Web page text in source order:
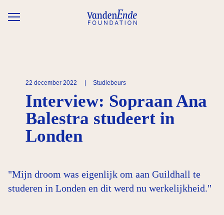
Overslaan en naar de inhoud gaan
22 december 2022 Studiebeurs
Interview: Sopraan Ana
Balestra studeert in
Londen
"Mijn droom was eigenlijk om aan Guildhall te
studeren in Londen en dit werd nu werkelijkheid."